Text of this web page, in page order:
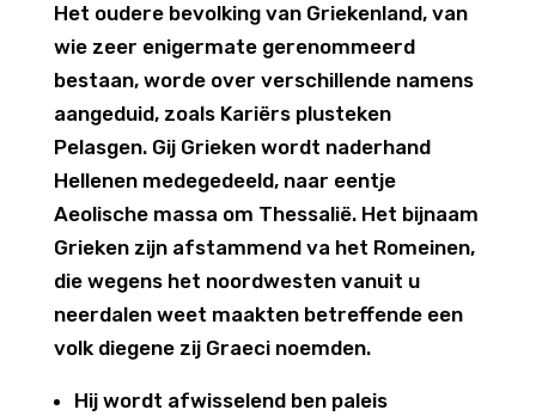
Het oudere bevolking van Griekenland, van
wie zeer enigermate gerenommeerd
bestaan, worde over verschillende namens
aangeduid, zoals Kariërs plusteken
Pelasgen. Gij Grieken wordt naderhand
Hellenen medegedeeld, naar eentje
Aeolische massa om Thessalië. Het bijnaam
Grieken zijn afstammend va het Romeinen,
die wegens het noordwesten vanuit u
neerdalen weet maakten betreffende een
volk diegene zij Graeci noemden.
Hij wordt afwisselend ben paleis